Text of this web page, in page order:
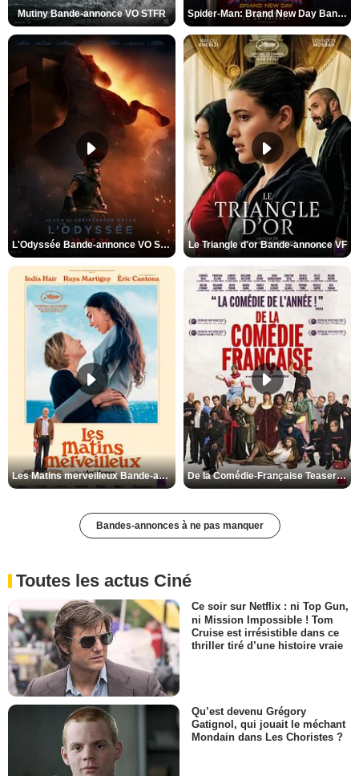
Mutiny Bande-annonce VO STFR Spider-Man: Brand New Day Bande-annonce VO STFR
L'Odyssée Bande-annonce VO STFR Le Triangle d'or Bande-annonce VF
Les Matins merveilleux Bande-annonce VF De la Comédie-Française Teaser VF
Bandes-annonces à ne pas manquer
Toutes les actus Ciné
Ce soir sur Netflix : ni Top Gun,
ni Mission Impossible ! Tom
Cruise est irrésistible dans ce
thriller tiré d’une histoire vraie
Qu’est devenu Grégory
Gatignol, qui jouait le méchant
Mondain dans Les Choristes ?